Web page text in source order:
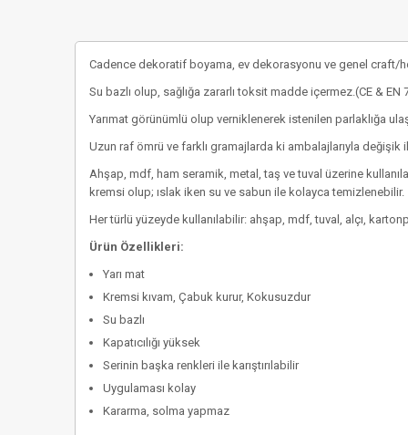
Cadence dekoratif boyama, ev dekorasyonu ve genel craft/
Su bazlı olup, sağlığa zararlı toksit madde içermez.(CE & EN
Yarımat görünümlü olup verniklenerek istenilen parlaklığa
Uzun raf ömrü ve farklı gramajlarda ki ambalajlarıyla değişik
Ahşap, mdf, ham seramik, metal, taş ve tuval üzerine
kremsi olup; ıslak iken su ve sabun ile kolayca temizlenebilir.
Her türlü yüzeyde kullanılabilir: ahşap, mdf, tuval, alçı,
Ürün Özellikleri:
Yarı mat
Kremsi kıvam, Çabuk kurur, Kokusuzdur
Su bazlı
Kapatıcılığı yüksek
Serinin başka renkleri ile karıştırılabilir
Uygulaması kolay
Kararma, solma yapmaz